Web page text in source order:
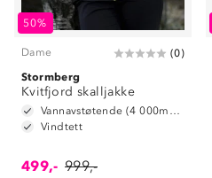
50%
Dame (0)
Stormberg
Kvitfjord skalljakke
Vannavstøtende (4 000mm vannsøyle)
Vindtett
499,- 999,-